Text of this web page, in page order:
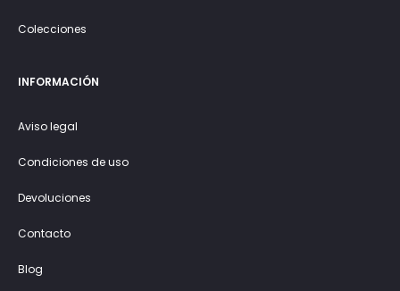
Colecciones
INFORMACIÓN
Aviso legal
Condiciones de uso
Devoluciones
Contacto
Blog